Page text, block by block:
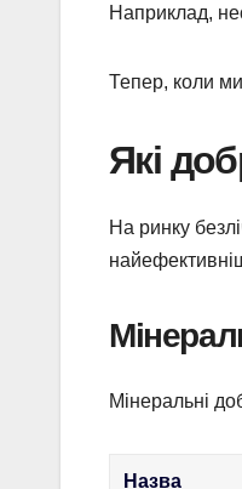
Наприклад,
Тепер, коли ми
Які
На ринку
Мінеральні
Назва